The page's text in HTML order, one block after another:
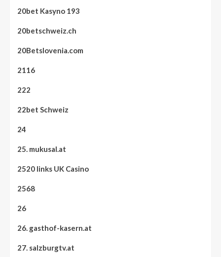
20bet Kasyno 193
20betschweiz.ch
20Betslovenia.com
2116
222
22bet Schweiz
24
25. mukusal.at
2520 links UK Casino
2568
26
26. gasthof-kasern.at
27. salzburgtv.at